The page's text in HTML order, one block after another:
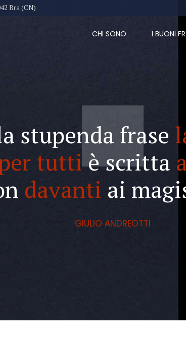
Bra (CN)
CHI SONO I BUONI
stupenda frase
tuttiè scritta
davanti ai
GIULIO ANDREOTTI